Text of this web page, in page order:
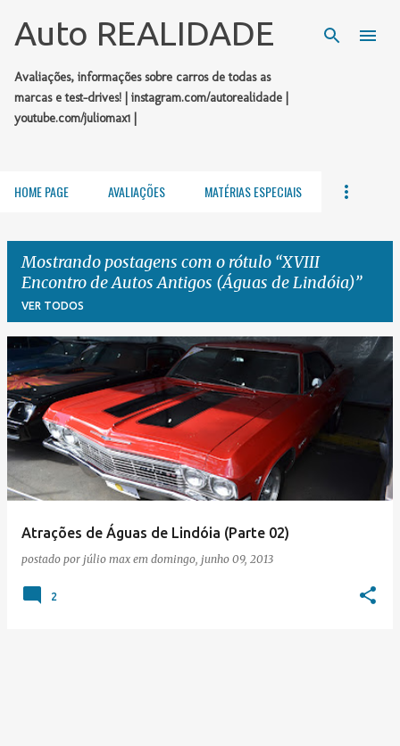
Pular para o conteúdo principal
Auto REALIDADE
Avaliações, informações sobre carros de todas as
marcas e test-drives! | instagram.com/autorealidade |
youtube.com/juliomax1 |
HOME PAGE AVALIAÇÕES MATÉRIAS ESPECIAIS
Mostrando postagens com o rótulo XVIII
Encontro de Autos Antigos (Águas de Lindóia)
VER TODOS
P
o
s
t
a
g
Atrações de Águas de Lindóia (Parte 02)
postado por júlio max em domingo, junho 09, 2013
2